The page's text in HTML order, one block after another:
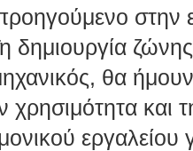
στην
δημιουργία
θα
χρησιμότητα και
εργαλείου